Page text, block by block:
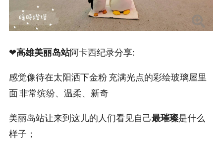
❤高雄美丽岛站阿卡西纪录分享:
感觉像待在太阳洒下金粉 充满光点的彩绘玻璃屋里
面 非常缤纷、温柔、新奇
美丽岛站让来到这儿的人们看见自己最璀璨是什么
样子；